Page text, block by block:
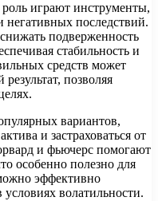
играют инструменты,
последствий.
подверженность
стабильность и
средств может
позволяя
вариантов,
и застраховаться от
и фьючерс помогают
особенно полезно для
эффективно
волатильности.